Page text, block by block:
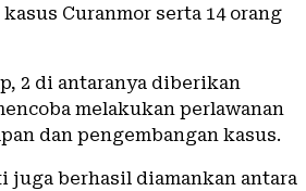
Curanmor serta 14 orang
2 di antaranya diberikan
melakukan perlawanan
dan pengembangan kasus.
juga berhasil diamankan antara